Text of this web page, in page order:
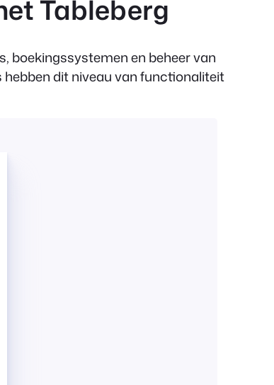
Tableberg
boekingssystemen en beheer van
dit niveau van functionaliteit